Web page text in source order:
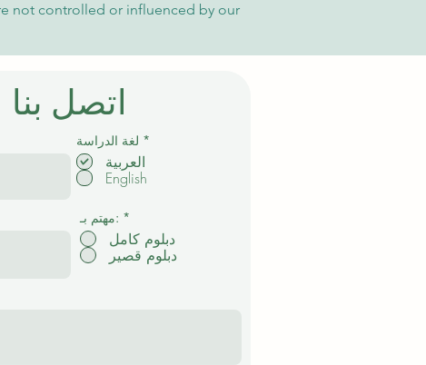
not controlled or influenced by our
اتصل بنا
لغة الدراسة *
العربية
English
مهتم بـ: *
دبلوم كامل
دبلوم قصير